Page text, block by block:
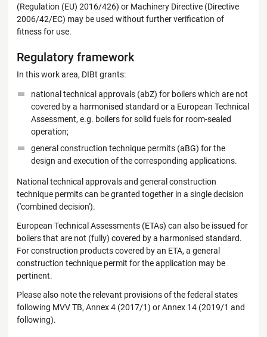
(Regulation (EU) 2016/426) or Machinery Directive (Directive
2006/42/EC) may be used without further verification of
fitness for use.
Regulatory framework
In this work area, DIBt grants:
national technical approvals (abZ) for boilers which are not
covered by a harmonised standard or a European Technical
Assessment, e.g. boilers for solid fuels for room-sealed
operation;
general construction technique permits (aBG) for the
design and execution of the corresponding applications.
National technical approvals and general construction
technique permits can be granted together in a single decision
('combined decision').
European Technical Assessments (ETAs) can also be issued for
boilers that are not (fully) covered by a harmonised standard.
For construction products covered by an ETA, a general
construction technique permit for the application may be
pertinent.
Please also note the relevant provisions of the federal states
following MVV TB, Annex 4 (2017/1) or Annex 14 (2019/1 and
following).